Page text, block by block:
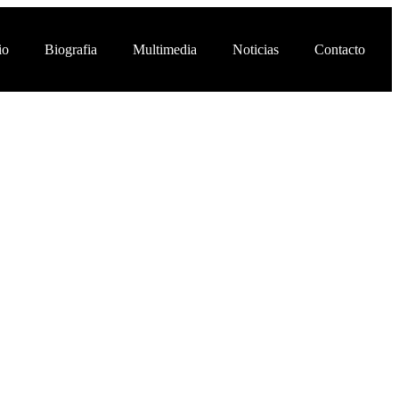
Biografia Multimedia Noticias Contacto